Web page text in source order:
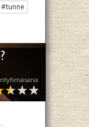
#tunne